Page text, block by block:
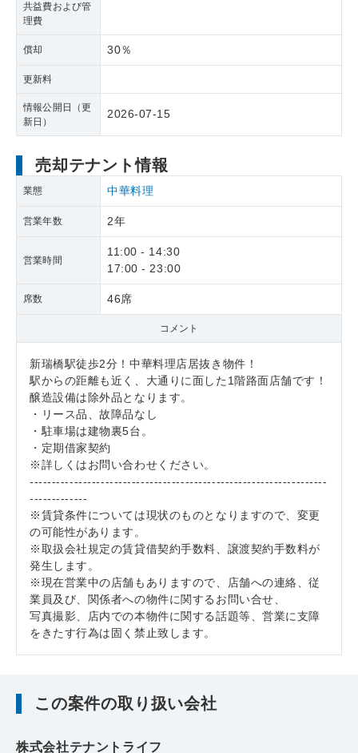
共益費および管
理費
償却 30％
更新料
情報公開日（更
新日）
2026-07-15
売却テナント情報
業態 中華料理
営業年数 2年
営業時間
11:00 - 14:30
17:00 - 23:00
席数 46席
コメント
新瑞橋駅徒歩2分！中華料理店居抜き物件！
駅からの距離も近く、大通りに面した1階路面店舗です！
醸造設備は除外品となります。
・リース品、故障品なし
・駐車場は建物裏5台。
・定期借家契約
※詳しくはお問い合わせください。
-------------------------------------------------------------------
-------------
※賃貸条件については現状のものとなりますので、変更
の可能性があります。
※取扱会社規定の賃貸借契約手数料、譲渡契約手数料が
発生します。
※現在営業中の店舗もありますので、店舗への連絡、従
業員及び、関係者への物件に関するお問い合せ、
写真撮影、店内での本物件に関する話題等、営業に支障
をきたす行為は固く禁止致します。
この案件の取り扱い会社
株式会社テナントライフ